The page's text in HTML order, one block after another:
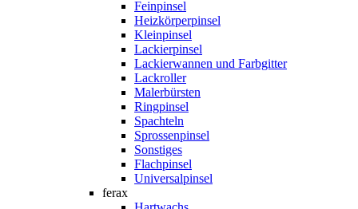
Feinpinsel
Heizkörperpinsel
Kleinpinsel
Lackierpinsel
Lackierwannen und Farbgitter
Lackroller
Malerbürsten
Ringpinsel
Spachteln
Sprossenpinsel
Sonstiges
Flachpinsel
Universalpinsel
ferax